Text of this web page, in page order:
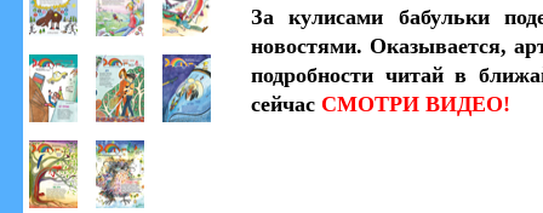
За кулисами бабульки
новостями. Оказывается,
подробности читай в
сейчас СМОТРИ ВИДЕО!